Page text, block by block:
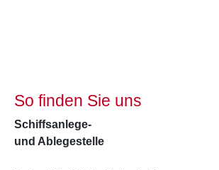
So finden Sie uns
Schiffsanlege-
und Ablegestelle